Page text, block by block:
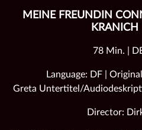
MEINE FREUNDIN
KRANICH
78 Min. |
Language: DF |
Greta Untertitel/
Director: